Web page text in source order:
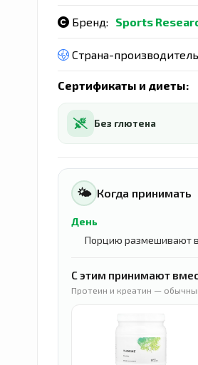
Бренд: Sports
Страна-
Сертификаты и диеты:
Без глютена
🌤 Когда принимать
День
Порцию размешивают
С этим принимают
Протеин и креатин —